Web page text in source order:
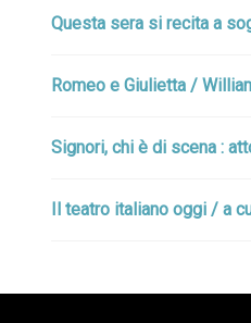
Questa sera si recita a
Romeo e Giulietta /
Signori, chi è di scena :
Il teatro italiano oggi / a